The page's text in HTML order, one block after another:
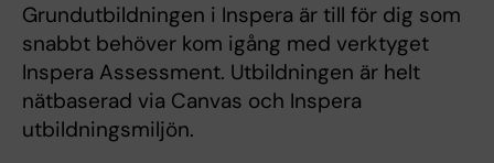
Grundutbildningen i Inspera är till för dig som
snabbt behöver kom igång med verktyget
Inspera Assessment. Utbildningen är helt
nätbaserad via Canvas och Inspera
utbildningsmiljön.